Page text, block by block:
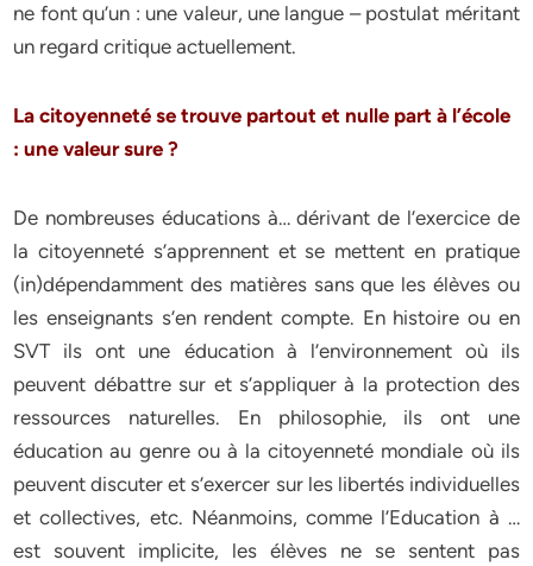
ne font qu’un : une valeur, une langue – postulat méritant
un regard critique actuellement.
La citoyenneté se trouve partout et nulle part à l’école
: une valeur sure ?
De nombreuses éducations à… dérivant de l’exercice de
la citoyenneté s’apprennent et se mettent en pratique
(in)dépendamment des matières sans que les élèves ou
les enseignants s’en rendent compte. En histoire ou en
SVT ils ont une éducation à l’environnement où ils
peuvent débattre sur et s’appliquer à la protection des
ressources naturelles. En philosophie, ils ont une
éducation au genre ou à la citoyenneté mondiale où ils
peuvent discuter et s’exercer sur les libertés individuelles
et collectives, etc. Néanmoins, comme l’Education à …
est souvent implicite, les élèves ne se sentent pas